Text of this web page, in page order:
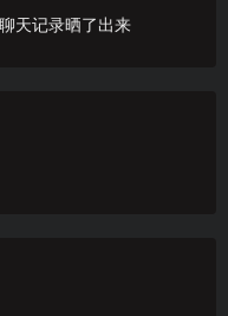
天记录晒了出来